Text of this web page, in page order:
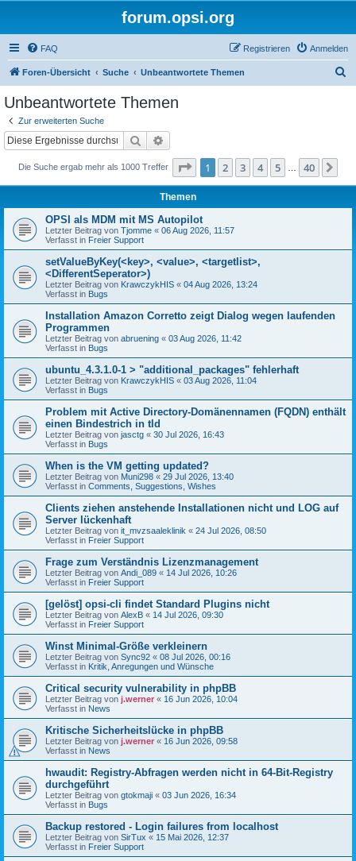
forum.opsi.org
FAQ Anmelden
Registrieren
Foren-Übersicht Suche Unbeantwortete Themen
Unbeantwortete Themen
Zur erweiterten Suche
Suche
Die Suche ergab mehr als 1000 Treffer Seite 1von 40
1 2 3 4 5 40
Themen
OPSI als MDM mit MS Autopilot
Letzter Beitrag von Tjomme « 06 Aug 2026, 11:57
Verfasst in Freier Support
setValueByKey(<key>, <value>, <targetlist>,
<DifferentSeperator>)
Letzter Beitrag von KrawczykHIS « 04 Aug 2026, 13:24
Verfasst in Bugs
Installation Amazon Corretto zeigt Dialog wegen laufenden
Programmen
Letzter Beitrag von abruening « 03 Aug 2026, 11:42
Verfasst in Bugs
ubuntu_4.3.1.0-1 > "additional_packages" fehlerhaft
Letzter Beitrag von KrawczykHIS « 03 Aug 2026, 11:04
Verfasst in Bugs
Problem mit Active Directory-Domänennamen (FQDN) enthält
einen Bindestrich in tld
Letzter Beitrag von jasctg « 30 Jul 2026, 16:43
Verfasst in Bugs
When is the VM getting updated?
Letzter Beitrag von Muni298 « 29 Jul 2026, 13:40
Verfasst in Comments, Suggestions, Wishes
Clients ziehen anstehende Installationen nicht und LOG auf
Server lückenhaft
Letzter Beitrag von it_mvzsaaleklinik « 24 Jul 2026, 08:50
Verfasst in Freier Support
Frage zum Verständnis Lizenzmanagement
Letzter Beitrag von Andi_089 « 14 Jul 2026, 10:26
Verfasst in Freier Support
[gelöst] opsi-cli findet Standard Plugins nicht
Letzter Beitrag von AlexB « 14 Jul 2026, 09:30
Verfasst in Freier Support
Winst Minimal-Größe verkleinern
Letzter Beitrag von Sync92 « 08 Jul 2026, 00:16
Verfasst in Kritik, Anregungen und Wünsche
Critical security vulnerability in phpBB
Letzter Beitrag von j.werner « 16 Jun 2026, 10:04
Verfasst in News
Kritische Sicherheitslücke in phpBB
Letzter Beitrag von j.werner « 16 Jun 2026, 09:58
Verfasst in News
hwaudit: Registry-Abfragen werden nicht in 64-Bit-Registry
durchgeführt
Letzter Beitrag von gtokmaji « 03 Jun 2026, 16:34
Verfasst in Bugs
Backup restored - Login failures from localhost
Letzter Beitrag von SirTux « 15 Mai 2026, 12:37
Verfasst in Freier Support